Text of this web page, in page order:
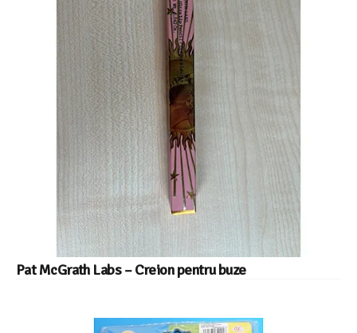
Pat McGrath Labs – Creion pentru buze